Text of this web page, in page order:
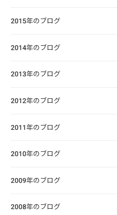
2015年のブログ
2014年のブログ
2013年のブログ
2012年のブログ
2011年のブログ
2010年のブログ
2009年のブログ
2008年のブログ